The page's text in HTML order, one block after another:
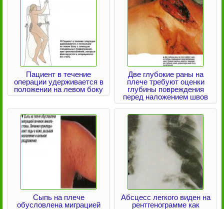
Пациент в течение
операции удерживается в
положении на левом боку
Две глубокие раны на
плече требуют оценки
глубины повреждения
перед наложением швов
Сыпь на плече
обусловлена миграцией
Абсцесс легкого виден на
рентгенограмме как